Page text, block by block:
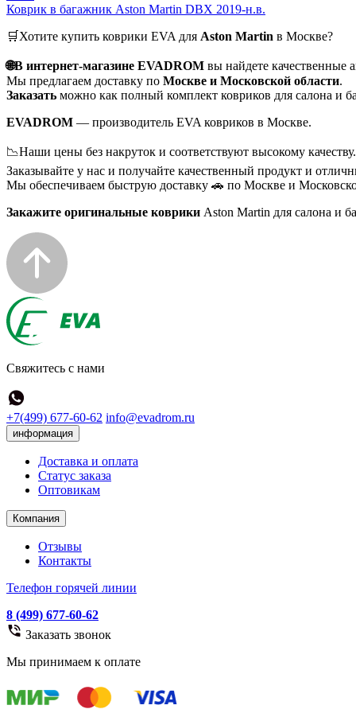
Коврик в багажник Aston Martin DBX 2019-н.в.
🛒Хотите купить коврики EVA для Aston Martin в Москве?
🌐В интернет-магазине EVADROM вы найдете качественные
Мы предлагаем доставку по Москве и Московской области.
Заказать можно как полный комплект ковриков для салона и
EVADROM — производитель EVA ковриков в Москве.
📉Наши цены без накруток и соответствуют высокому качеству.
Заказывайте у нас и получайте качественный продукт и
Мы обеспечиваем быструю доставку 🚗 по Москве и
Закажите оригинальные коврики Aston Martin для салона и
Свяжитесь с нами
+7(499) 677-60-62 info@evadrom.ru
информация
Доставка и оплата
Статус заказа
Оптовикам
Компания
Отзывы
Контакты
Телефон горячей линии
8 (499) 677-60-62
Заказать звонок
Мы принимаем к оплате